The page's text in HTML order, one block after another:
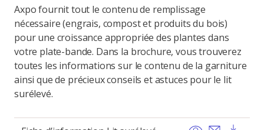
Axpo fournit tout le contenu de remplissage
nécessaire (engrais, compost et produits du bois)
pour une croissance appropriée des plantes dans
votre plate-bande. Dans la brochure, vous trouverez
toutes les informations sur le contenu de la garniture
ainsi que de précieux conseils et astuces pour le lit
surélevé.